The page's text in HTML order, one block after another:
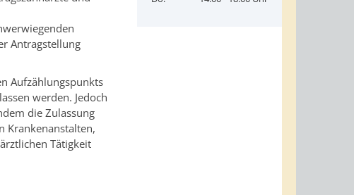
Antragstellung
Aufzählungspunkts
werden. Jedoch
die Zulassung
Krankenanstalten,
Tätigkeit